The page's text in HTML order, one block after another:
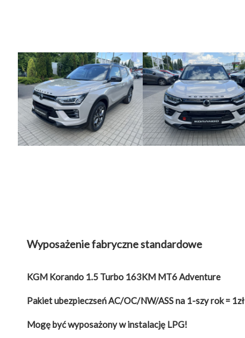
Wyposażenie fabryczne standardowe
KGM Korando 1.5 Turbo 163KM MT6 Adventure
Pakiet ubezpieczseń AC/OC/NW/ASS na 1-szy rok = 1zł
Mogę być wyposażony w instalację LPG!